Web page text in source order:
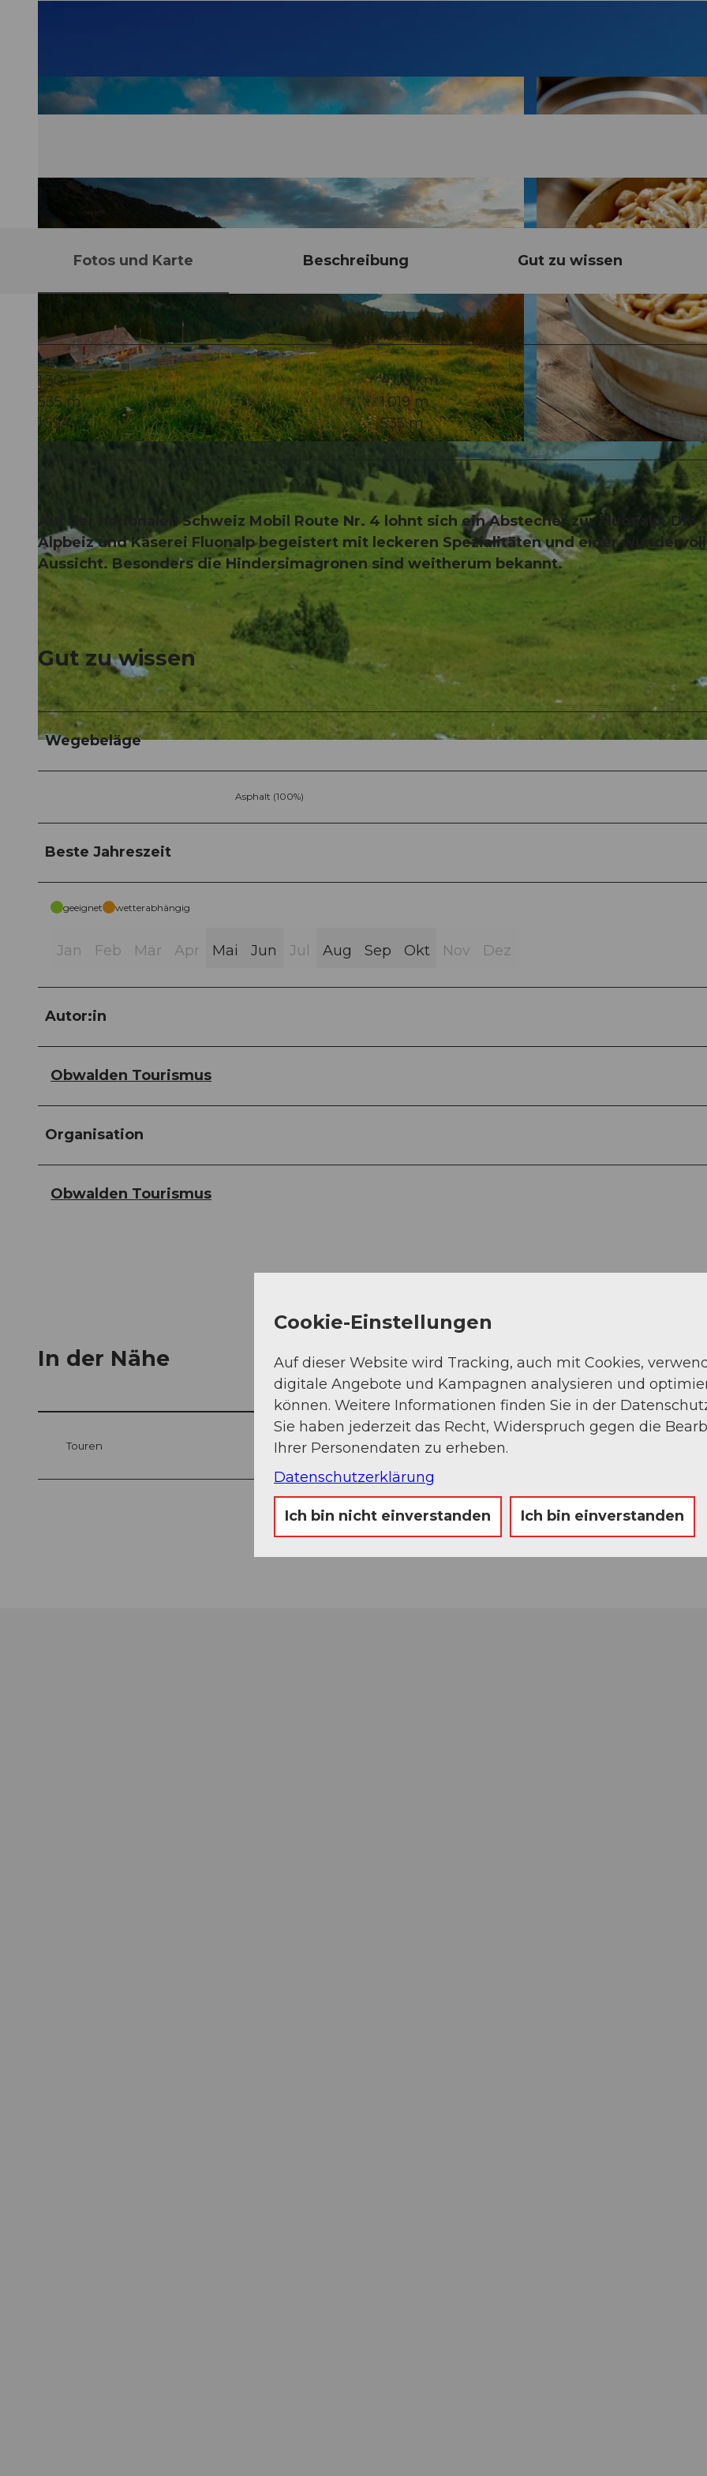
© Obwalden Tourismus, Obwalden Tourismus
© Obwalden Tourismus, Obwalden Tourismus
Fotos und Karte Beschreibung Gut zu wissen
1:30 h
4,06 km
535 m
1.019 m
1.554 m
535 m
Auf der nationalen Schweiz Mobil Route Nr. 4 lohnt sich ein Abstecher zur Fluonalp. Die
Alpbeiz und Käserei Fluonalp begeistert mit leckeren Spezialitäten und einer
Aussicht. Besonders die Hindersimagronen sind weitherum bekannt.
Gut zu wissen
Wegebeläge
Asphalt (100%)
Beste Jahreszeit
geeignet wetterabhängig
Jan Feb Mär Apr Mai Jun Jul Aug Sep Okt Nov Dez
Autor:in
Obwalden Tourismus
Organisation
Obwalden Tourismus
In der Nähe Auf der Karte
Touren
Cookie-Einstellungen
Auf dieser Website wird Tracking, auch mit Cookies,
digitale Angebote und Kampagnen analysieren und
können. Weitere Informationen finden Sie in der
Sie haben jederzeit das Recht, Widerspruch gegen die
Ihrer Personendaten zu erheben.
Datenschutzerklärung
Ich bin nicht einverstanden Ich bin einverstanden